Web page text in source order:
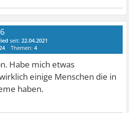
seit:22.04.2021
Themen:4
Habe mich etwas
einige Menschen die in
haben.